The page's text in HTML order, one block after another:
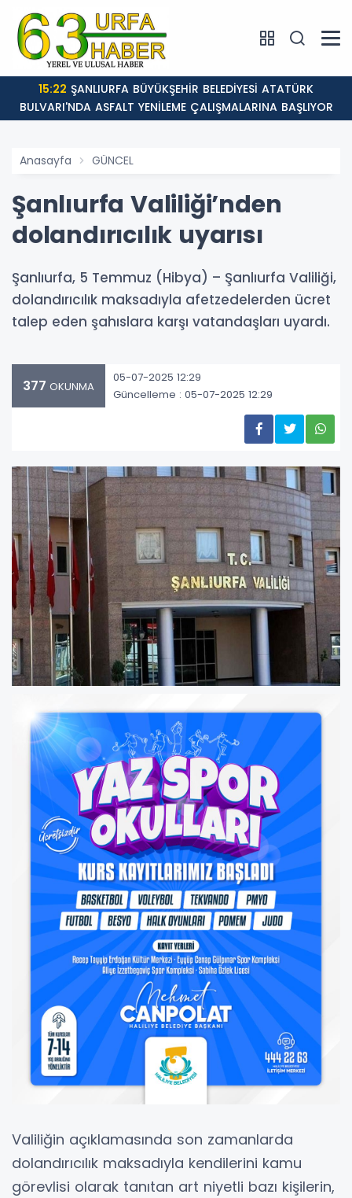
15:22
BULVARI'NDA ASFALT YENİLEME ÇALIŞMALARINA BAŞLIYOR
Anasayfa GÜNCEL
Şanlıurfa Valiliği’nden
dolandırıcılık uyarısı
Şanlıurfa, 5 Temmuz (Hibya) – Şanlıurfa Valiliği,
dolandırıcılık maksadıyla afetzedelerden ücret
talep eden şahıslara karşı vatandaşları uyardı.
377 OKUNMA
05-07-2025 12:29
Güncelleme : 05-07-2025 12:29
Valiliğin açıklamasında son zamanlarda
dolandırıcılık maksadıyla kendilerini kamu
görevlisi olarak tanıtan art niyetli bazı kişilerin,